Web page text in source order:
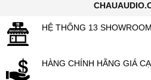
HỆ THỐNG 13
HÀNG CHÍNH HÃNG GIÁ